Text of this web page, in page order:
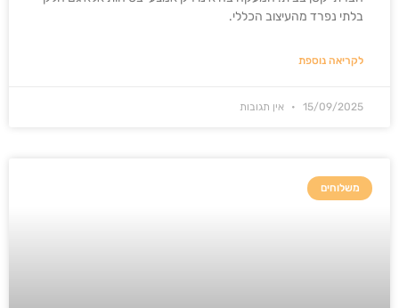
בלתי נפרד מהעיצוב הכללי.
לקריאה נוספת
15/09/2025 אין תגובות
משלוחים